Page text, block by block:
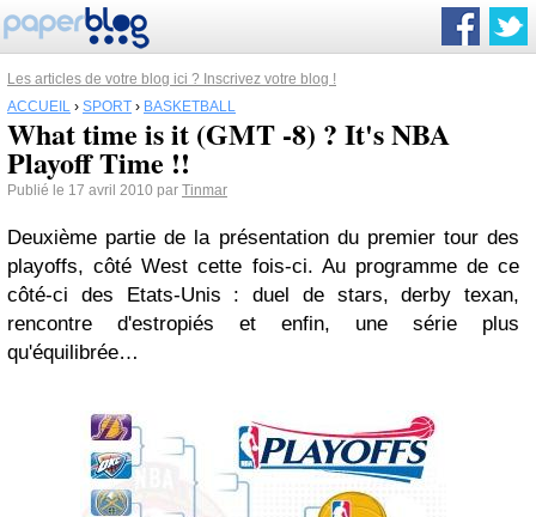
Les articles de votre blog ici ? Inscrivez votre blog !
ACCUEIL › SPORT › BASKETBALL
What time is it (GMT -8) ? It's NBA
Playoff Time !!
Publié le 17 avril 2010 par Tinmar
Deuxième partie de la présentation du premier tour des
playoffs, côté West cette fois-ci. Au programme de ce
côté-ci des Etats-Unis : duel de stars, derby texan,
rencontre d'estropiés et enfin, une série plus
qu'équilibrée…